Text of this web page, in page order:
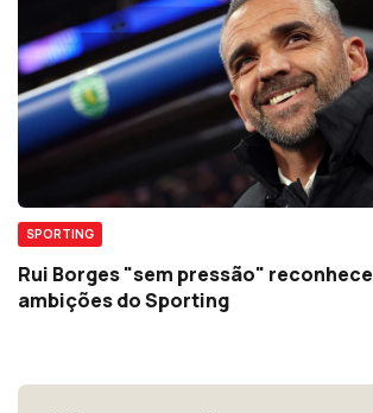
SPORTING
Rui Borges "sem pressão" reconhece
ambições do Sporting